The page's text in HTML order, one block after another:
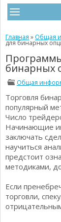
Брокеры
Видео
Инструменты
Общая
Определения
Опционы для
Стратегии
Торговля
Главная » Общая
для бинарных
бинарных
Общая
Торговля
популярный
Число
Начинающие
заключать
научиться
предстоит
методиками,
Если
торговли,